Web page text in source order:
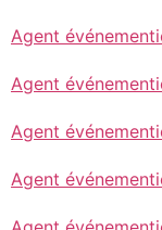
Agent
Agent
Agent
Agent